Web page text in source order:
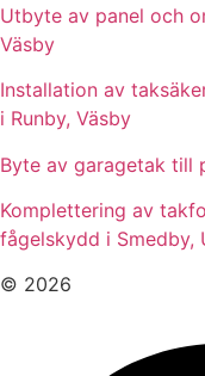
Utbyte av panel och
Väsby
Installation av
i Runby, Väsby
Byte av garagetak till
Komplettering av
fågelskydd i Smedby,
© 2026